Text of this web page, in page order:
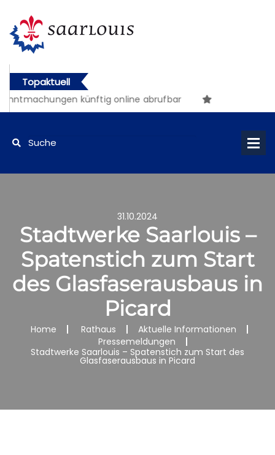
Topaktuell
künftig online abrufbar
31.10.2024
Stadtwerke Saarlouis –
Spatenstich zum Start
des Glasfaserausbaus in
Picard
Home Rathaus
Aktuelle Informationen
Pressemeldungen
Stadtwerke Saarlouis – Spatenstich zum Start des
Glasfaserausbaus in Picard